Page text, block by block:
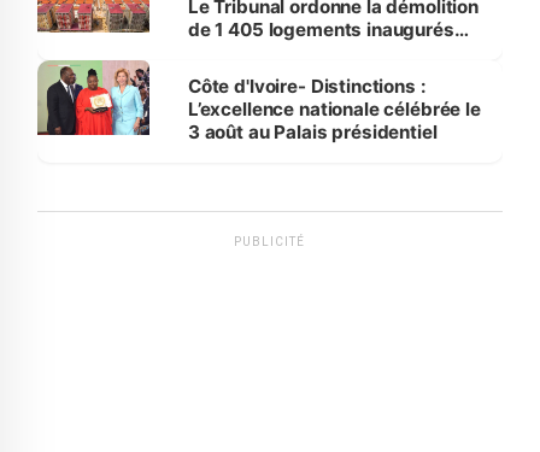
Le Tribunal ordonne la démolition
de 1 405 logements inaugurés
Bassam
Côte d'Ivoire- Distinctions :
L’excellence nationale célébrée le
3 août au Palais présidentiel
PUBLICITÉ